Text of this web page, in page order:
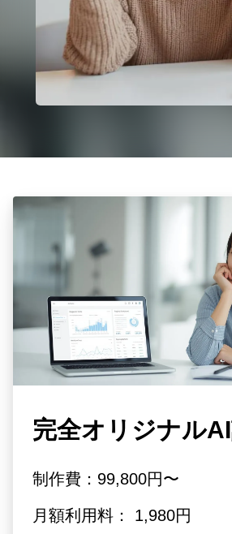
完全オリジナル
制作費：99,800円〜
月額利用料： 1,980円